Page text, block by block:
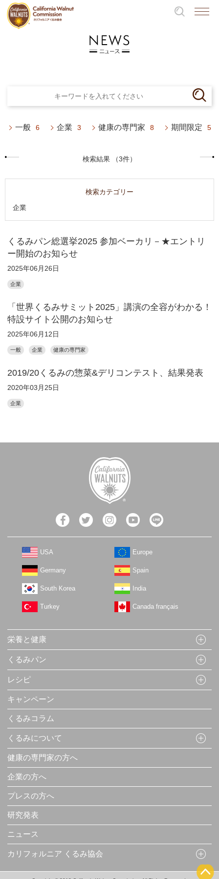
一般 6 企業 3 健康の専門家 8 期間限定 5
検索結果 （3件）
検索カテゴリー
企業
くるみパン総選挙2025 参加ベーカリ－★エントリ
ー開始のお知らせ
2025年06月26日
企業
「世界くるみサミット2025」講演の全容がわかる！
特設サイト公開のお知らせ
2025年06月12日
一般 企業 健康の専門家
2019/20くるみの惣菜&デリコンテスト、結果発表
2020年03月25日
企業
USA Europe
Germany Spain
South Korea India
Turkey Canada français
栄養と健康
くるみパン
レシピ
キャンペーン
くるみコラム
くるみについて
健康の専門家の方へ
企業の方へ
プレスの方へ
研究発表
ニュース
カリフォルニア くるみ協会